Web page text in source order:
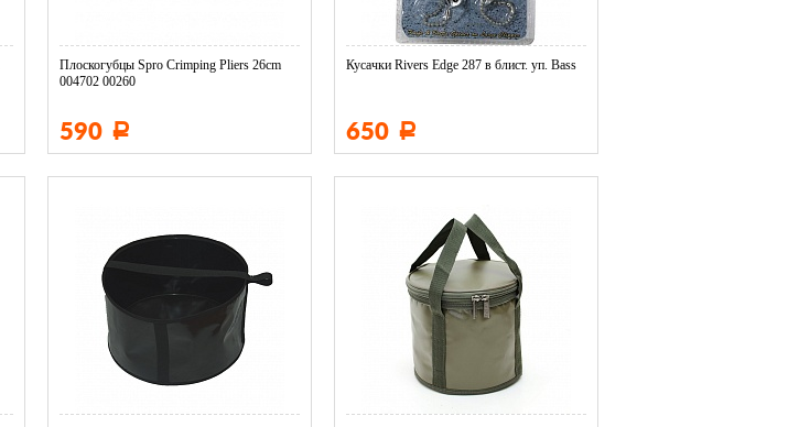
Плоскогубцы Spro Crimping Pliers 26cm
004702 00260
590 Р
Кусачки Rivers Edge 287 в блист. уп. Bass
650 Р